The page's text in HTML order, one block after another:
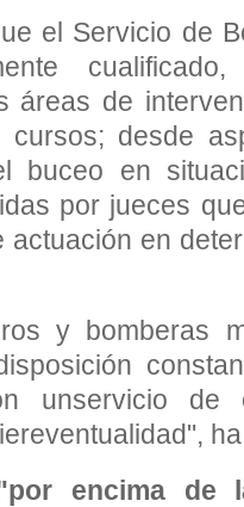
el Servicio de
áreas de
cursos; desde
buceo en
por jueces
en
y bomberas
unservicio de
encima de